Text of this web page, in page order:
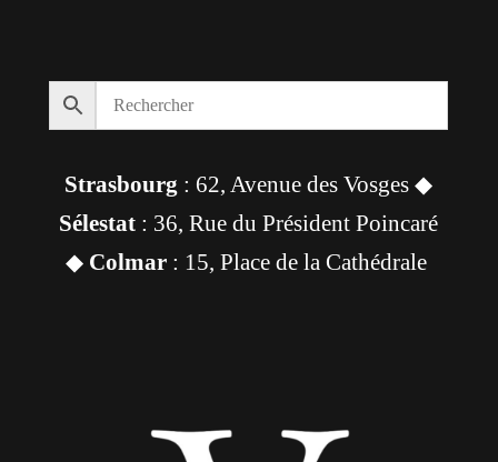
Strasbourg : 62, Avenue des Vosges ◆
Sélestat : 36, Rue du Président Poincaré
◆ Colmar: 15, Place de la Cathédrale